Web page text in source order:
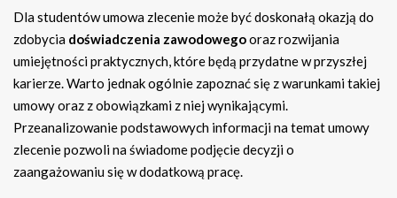
Dla studentów umowa zlecenie może być doskonałą okazją do
zdobycia doświadczenia zawodowegooraz rozwijania
umiejętności praktycznych, które będą przydatne w przyszłej
karierze. Warto jednak ogólnie zapoznać się z warunkami takiej
umowy oraz z obowiązkami z niej wynikającymi.
Przeanalizowanie podstawowych informacji na temat umowy
zlecenie pozwoli na świadome podjęcie decyzji o
zaangażowaniu się w dodatkową pracę.